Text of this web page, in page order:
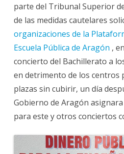
parte del Tribunal Superior
de las medidas cautelares
organizaciones de la
Escuela Pública de Aragón ,
concierto del Bachillerato a
en detrimento de los centros
plazas sin cubirir, un día
Gobierno de Aragón
para este y otros conciertos